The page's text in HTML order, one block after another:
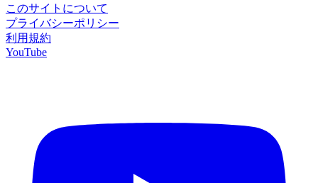
このサイトについて
プライバシーポリシー
利用規約
YouTube